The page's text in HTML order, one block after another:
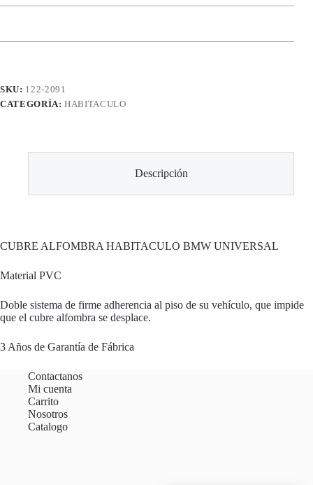
SKU: 122-2091
CATEGORÍA:HABITACULO
Descripción
CUBRE ALFOMBRA HABITACULO BMW UNIVERSAL
Material PVC
Doble sistema de firme adherencia al piso de su vehículo, que impide
que el cubre alfombra se desplace.
3 Años de Garantía de Fábrica
Contactanos
Mi cuenta
Carrito
Nosotros
Catalogo